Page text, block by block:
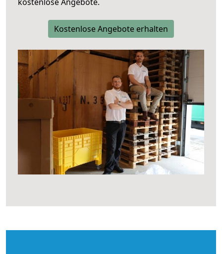
Kostenlose Angebote erhalten